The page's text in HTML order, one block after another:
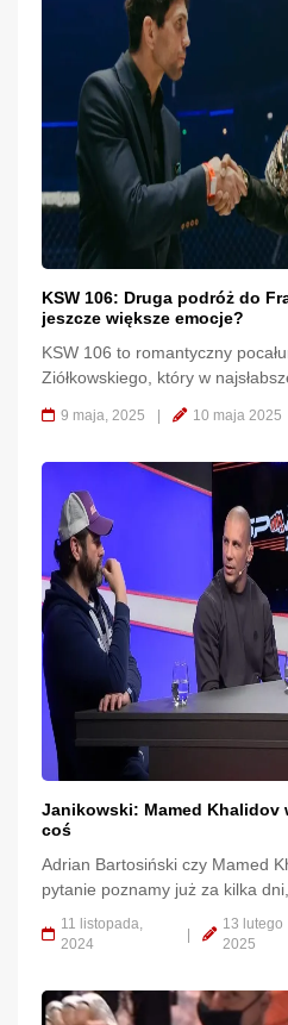
KSW 106: Druga podróż do
jeszcze większe emocje?
KSW 106 to romantyczny
Ziółkowskiego, który w
drobnostka, ponieważ
czyli romans w Paryżu Po
gdzie Salahdine Parnasse
organizacja … Continued
9 maja, 2025 | 10 maja 2025
Janikowski: Mamed Khalidov
coś
Adrian Bartosiński czy Mamed
pytanie poznamy już za kilka
możemy w najlepsze ferować
razem Damian Janikowski, który
11 listopada,
2024
|
13 lutego
2025